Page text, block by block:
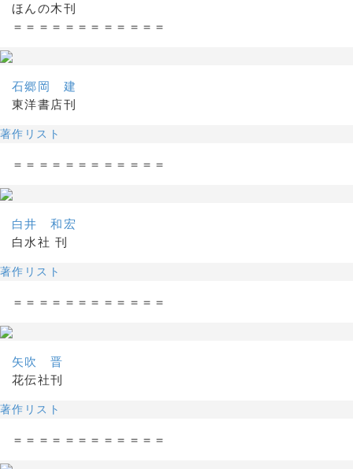
ほんの木刊
＝＝＝＝＝＝＝＝＝＝＝＝
石郷岡 建
東洋書店刊
著作リスト
＝＝＝＝＝＝＝＝＝＝＝＝
白井 和宏
白水社 刊
著作リスト
＝＝＝＝＝＝＝＝＝＝＝＝
矢吹 晋
花伝社刊
著作リスト
＝＝＝＝＝＝＝＝＝＝＝＝